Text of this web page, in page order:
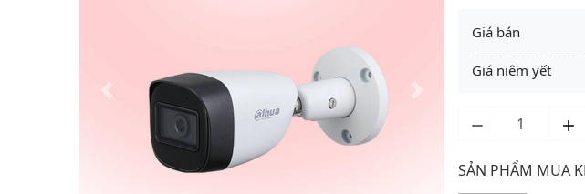
Previous
Giá bán
Giá niêm yết
SẢN PHẨM MUA